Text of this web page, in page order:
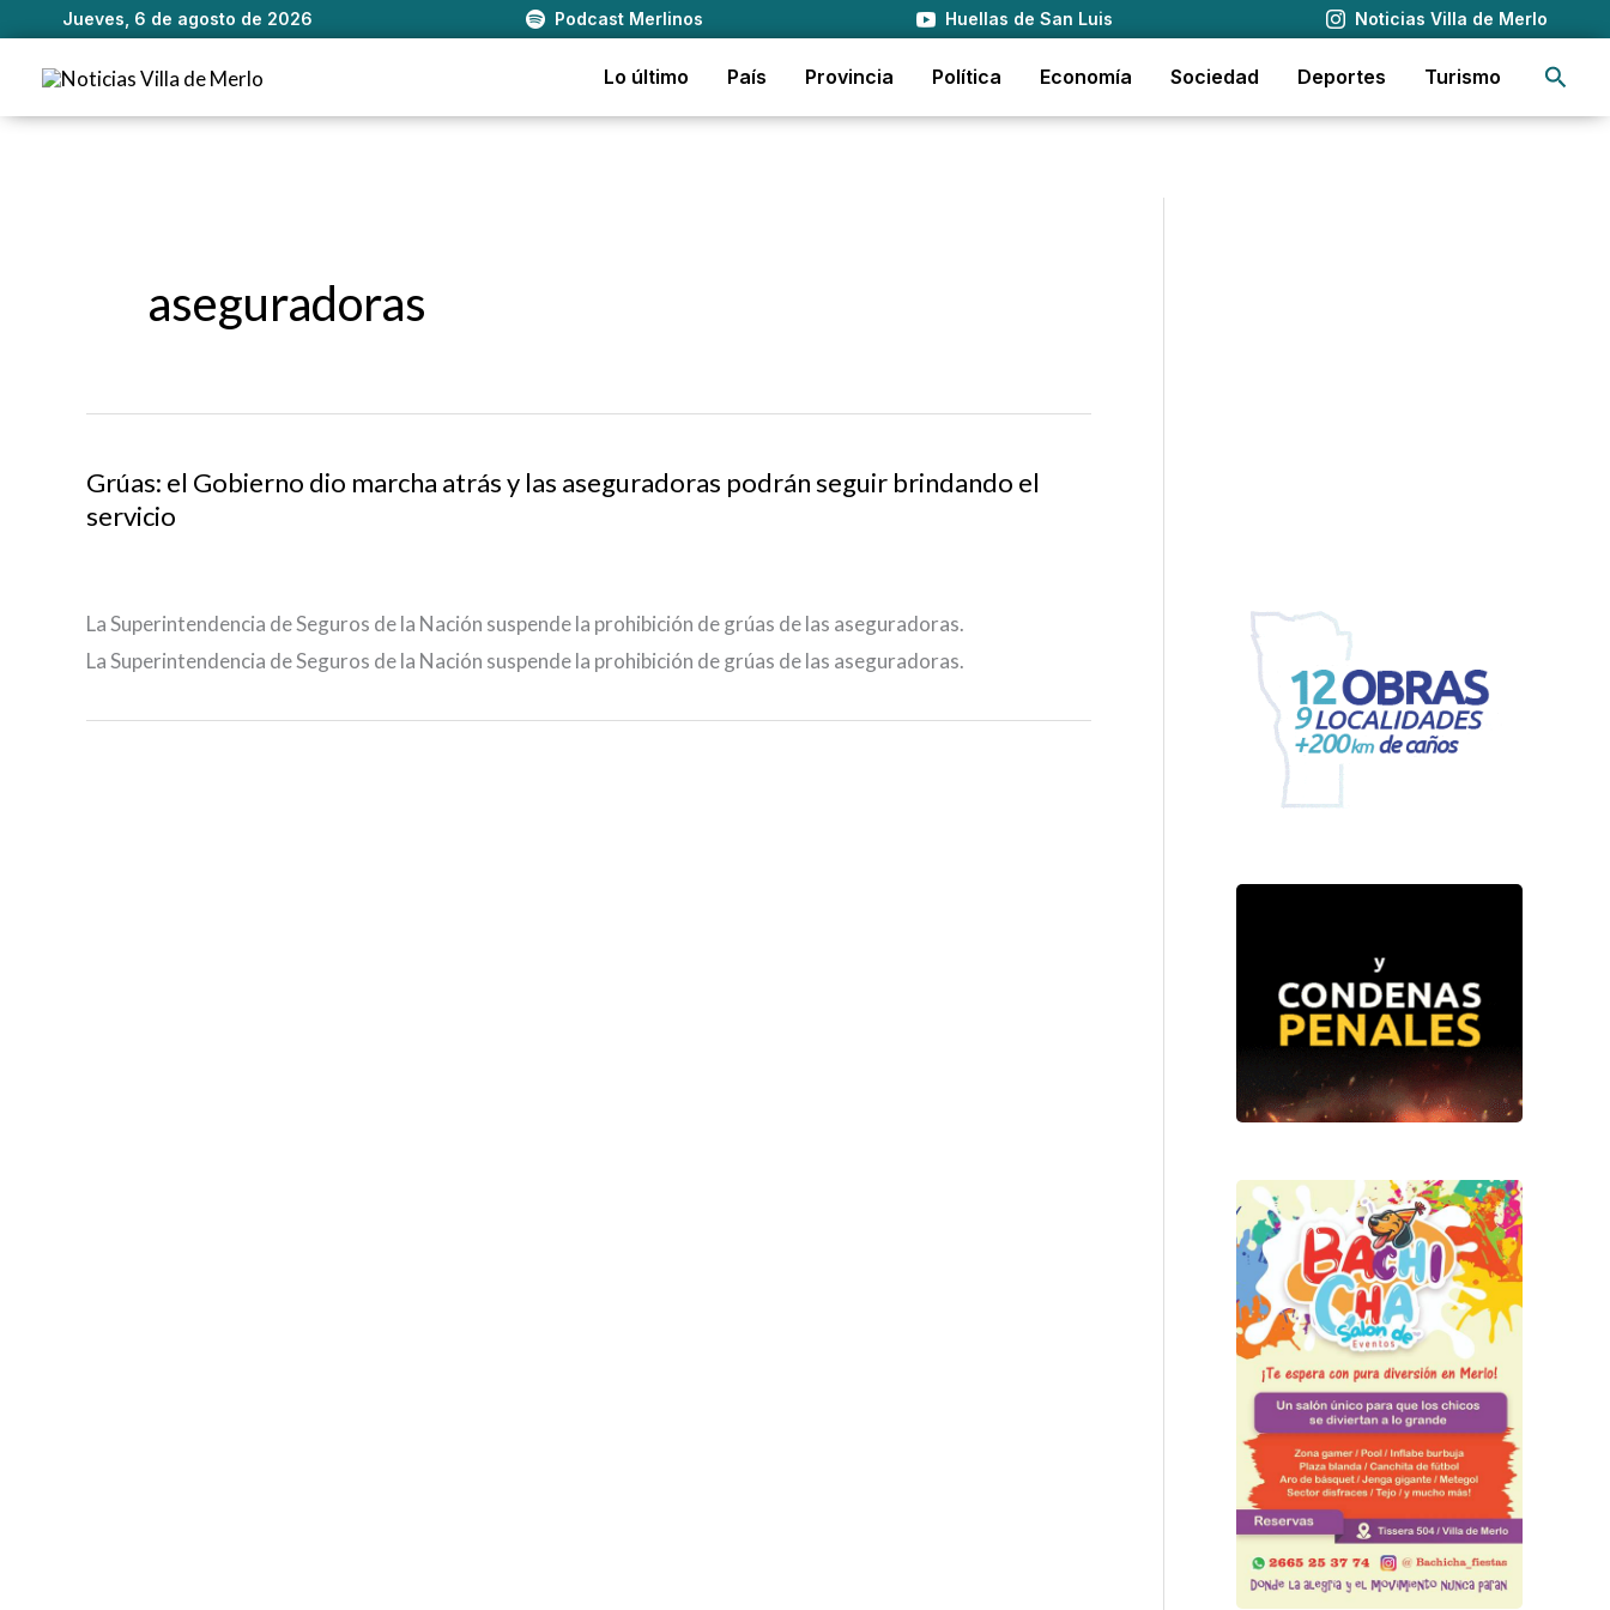
Jueves, 6 de agosto de 2026 Podcast Merlinos Huellas de San Luis Noticias Villa de Merlo
contenido
Lo último País Provincia Política Economía Sociedad Deportes Turismo
aseguradoras
Grúas: el Gobierno dio marcha atrás y las aseguradoras podrán seguir brindando el
servicio
La Superintendencia de Seguros de la Nación suspende la prohibición de grúas de las aseguradoras.
La Superintendencia de Seguros de la Nación suspende la prohibición de grúas de las aseguradoras.